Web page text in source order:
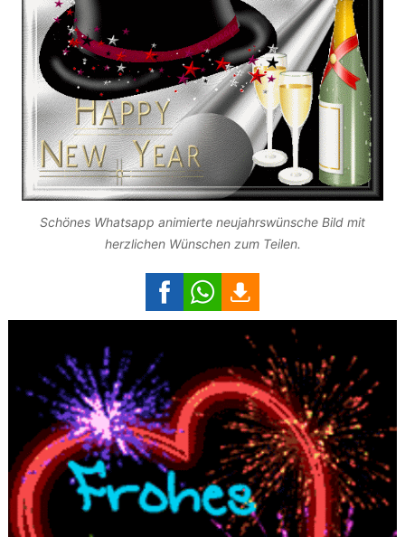
Schönes Whatsapp animierte neujahrswünsche Bild mit
herzlichen Wünschen zum Teilen.